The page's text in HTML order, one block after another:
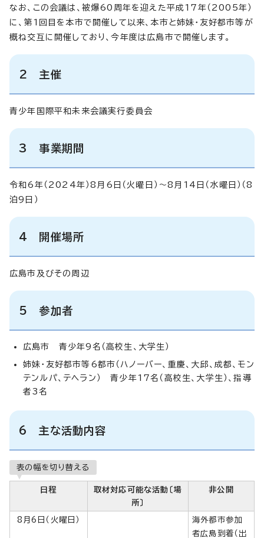
なお、この会議は、被爆60周年を迎えた平成17年（2005年）
に、第1回目を本市で開催して以来、本市と姉妹・友好都市等が
概ね交互に開催しており、今年度は広島市で開催します。
2 主催
青少年国際平和未来会議実行委員会
3 事業期間
令和6年（2024年）8月6日（火曜日）～8月14日（水曜日）（8
泊9日）
4 開催場所
広島市及びその周辺
5 参加者
広島市 青少年9名（高校生、大学生）
姉妹・友好都市等6都市（ハノーバー、重慶、大邱、成都、モン
テンルパ、テヘラン） 青少年17名（高校生、大学生）、指導
者3名
6 主な活動内容
表の幅を切り替える
日程
取材対応可能な活動〔場
所〕
非公開
8月6日（火曜日）
海外都市参加
者広島到着（出